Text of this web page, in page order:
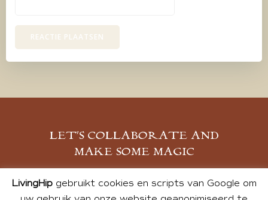
LET’S COLLABORATE AND
MAKE SOME MAGIC
MELD JE AAN
LivingHipgebruikt cookies en scripts van Google om